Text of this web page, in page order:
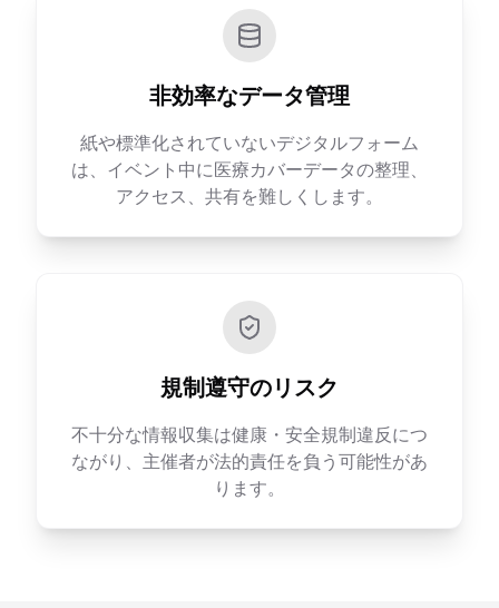
非効率なデータ管理
紙や標準化されていないデジタルフォーム
は、イベント中に医療カバーデータの整理、
アクセス、共有を難しくします。
規制遵守のリスク
不十分な情報収集は健康・安全規制違反につ
ながり、主催者が法的責任を負う可能性があ
ります。